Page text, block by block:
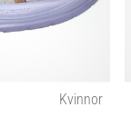
Kvinnor